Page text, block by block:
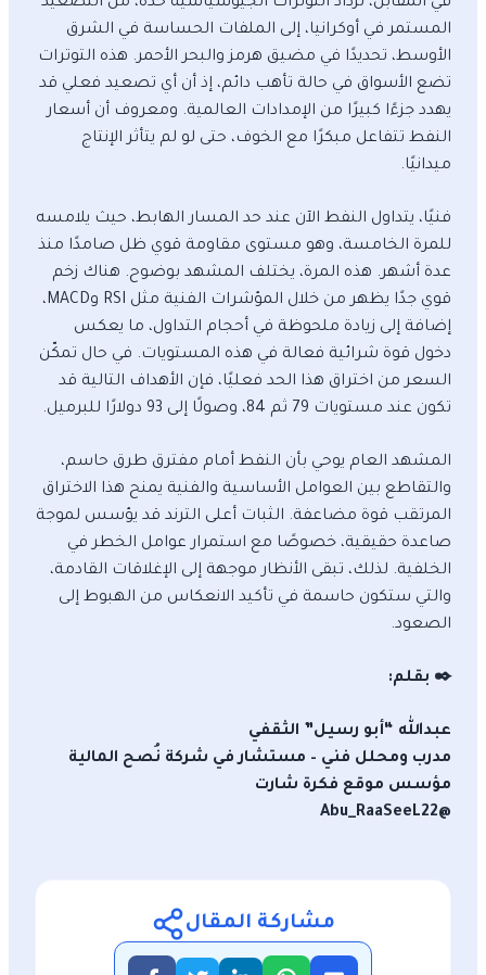
المستمر في أوكرانيا، إلى الملفات الحساسة في الشرق
الأوسط، تحديدًا في مضيق هرمز والبحر الأحمر. هذه التوترات
تضع الأسواق في حالة تأهب دائم، إذ أن أي تصعيد فعلي قد
يهدد جزءًا كبيرًا من الإمدادات العالمية. ومعروف أن أسعار
النفط تتفاعل مبكرًا مع الخوف، حتى لو لم يتأثر الإنتاج
ميدانيًا.
فنيًا، يتداول النفط الآن عند حد المسار الهابط، حيث يلامسه
للمرة الخامسة، وهو مستوى مقاومة قوي ظل صامدًا منذ
عدة أشهر. هذه المرة، يختلف المشهد بوضوح. هناك زخم
قوي جدًا يظهر من خلال المؤشرات الفنية مثل RSI وMACD،
إضافة إلى زيادة ملحوظة في أحجام التداول، ما يعكس
دخول قوة شرائية فعالة في هذه المستويات. في حال تمكّن
السعر من اختراق هذا الحد فعليًا، فإن الأهداف التالية قد
تكون عند مستويات 79 ثم 84، وصولًا إلى 93 دولارًا للبرميل.
المشهد العام يوحي بأن النفط أمام مفترق طرق حاسم،
والتقاطع بين العوامل الأساسية والفنية يمنح هذا الاختراق
المرتقب قوة مضاعفة. الثبات أعلى الترند قد يؤسس لموجة
صاعدة حقيقية، خصوصًا مع استمرار عوامل الخطر في
الخلفية. لذلك، تبقى الأنظار موجهة إلى الإغلاقات القادمة،
والتي ستكون حاسمة في تأكيد الانعكاس من الهبوط إلى
الصعود.
✒️ بقلم:
عبدالله “أبو رسيل” الثقفي
مدرب ومحلل فني – مستشار في شركة نُصح المالية
مؤسس موقع فكرة شارت
@Abu_RaaSeeL22
مشاركة المقال